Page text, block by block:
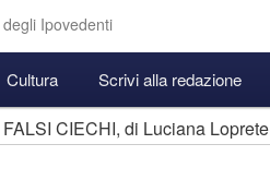
Ipovedenti
Cultura Scrivi alla redazione
FALSI CIECHI, di Luciana Loprete